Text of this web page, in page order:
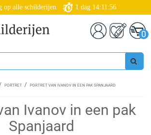
op alle schilderijen 1 dag 14:11:55
0
PORTRET PORTRET VAN IVANOV IN EEN PAK SPANJAARD
Ivanov in een pak
Spanjaard